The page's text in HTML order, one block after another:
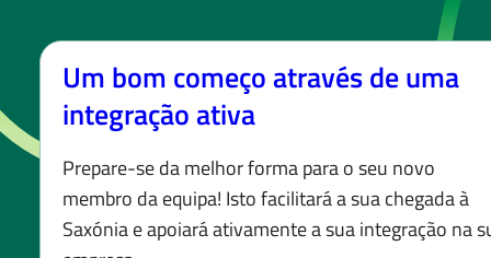
Um bom começo através de uma
integração ativa
Prepare-se da melhor forma para o seu novo
membro da equipa! Isto facilitará a sua chegada à
Saxónia e apoiará ativamente a sua integração na